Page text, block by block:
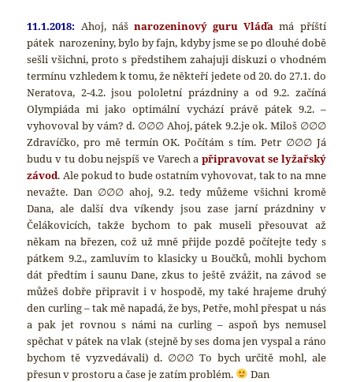
11.1.2018: Ahoj, náš narozeninový guru Vláďa má příští
pátek narozeniny, bylo by fajn, kdyby jsme se po dlouhé době
sešli všichni, proto s předstihem zahajuji diskuzi o vhodném
termínu vzhledem k tomu, že někteří jedete od 20. do 27.1. do
Neratova, 2-4.2. jsou pololetní prázdniny a od 9.2. začíná
Olympiáda mi jako optimální vychází právě pátek 9.2. –
vyhovoval by vám? d. ∅∅∅ Ahoj, pátek 9.2.je ok. Miloš ∅∅∅
Zdravíčko, pro mě termín OK. Počítám s tím. Petr ∅∅∅ Já
budu v tu dobu nejspíš ve Varech apřipravovat se lyžařský
závod. Ale pokud to bude ostatním vyhovovat, tak to na mne
nevažte. Dan ∅∅∅ ahoj, 9.2. tedy můžeme všichni kromě
Dana, ale další dva víkendy jsou zase jarní prázdniny v
Čelákovicích, takže bychom to pak museli přesouvat až
někam na březen, což už mně přijde pozdě počítejte tedy s
pátkem 9.2., zamluvím to klasicky u Boučků, mohli bychom
dát předtím i saunu Dane, zkus to ještě zvážit, na závod se
můžeš dobře připravit i v hospodě, my také hrajeme druhý
den curling – tak mě napadá, že bys, Petře, mohl přespat u nás
a pak jet rovnou s námi na curling – aspoň bys nemusel
spěchat v pátek na vlak (stejně by ses doma jen vyspal a ráno
bychom tě vyzvedávali) d. ∅∅∅ To bych určitě mohl, ale
přesun v prostoru a čase je zatím problém.
Dan